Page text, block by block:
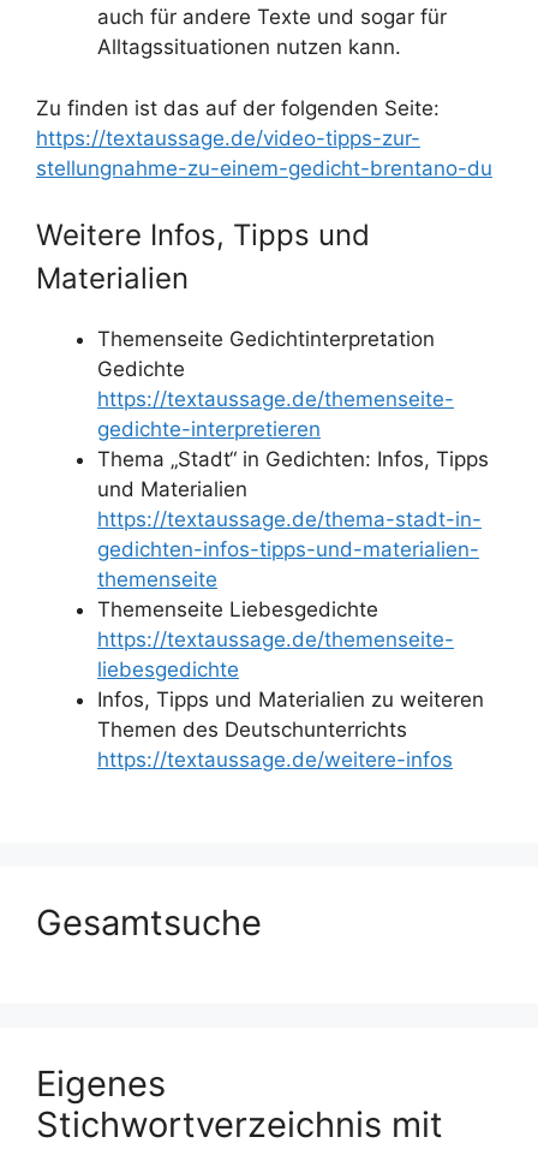
auch für andere Texte und sogar für
Alltagssituationen nutzen kann.
Zu finden ist das auf der folgenden Seite:
https://textaussage.de/video-tipps-zur-
stellungnahme-zu-einem-gedicht-brentano-du
Weitere Infos, Tipps und
Materialien
Themenseite Gedichtinterpretation
Gedichte
https://textaussage.de/themenseite-
gedichte-interpretieren
Thema „Stadt“ in Gedichten: Infos, Tipps
und Materialien
https://textaussage.de/thema-stadt-in-
gedichten-infos-tipps-und-materialien-
themenseite
Themenseite Liebesgedichte
https://textaussage.de/themenseite-
liebesgedichte
Infos, Tipps und Materialien zu weiteren
Themen des Deutschunterrichts
https://textaussage.de/weitere-infos
Gesamtsuche
Eigenes
Stichwortverzeichnis mit